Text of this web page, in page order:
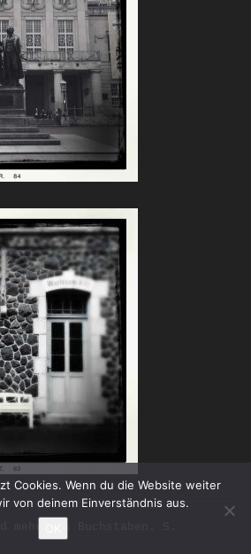
Cookies. Wenn du die Website weiter
von deinem Einverständnis aus.